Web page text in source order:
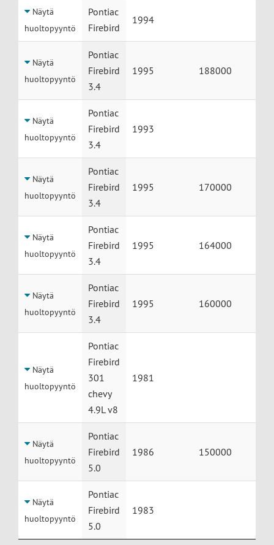
Näytä
huoltopyyntö
Pontiac
Firebird
1994
Näytä
huoltopyyntö
Pontiac
Firebird
3.4
1995 188000
Näytä
huoltopyyntö
Pontiac
Firebird
3.4
1993
Näytä
huoltopyyntö
Pontiac
Firebird
3.4
1995 170000
Näytä
huoltopyyntö
Pontiac
Firebird
3.4
1995 164000
Näytä
huoltopyyntö
Pontiac
Firebird
3.4
1995 160000
Näytä
huoltopyyntö
Pontiac
Firebird
301
chevy
4.9L v8
1981
Näytä
huoltopyyntö
Pontiac
Firebird
5.0
1986 150000
Näytä
huoltopyyntö
Pontiac
Firebird
5.0
1983